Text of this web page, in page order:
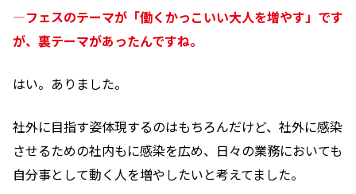
―フェスのテーマが「働くかっこいい大人を増やす」です
が、裏テーマがあったんですね。
はい。ありました。
社外に目指す姿体現するのはもちろんだけど、社外に感染
させるための社内もに感染を広め、日々の業務においても
自分事として動く人を増やしたいと考えてました。